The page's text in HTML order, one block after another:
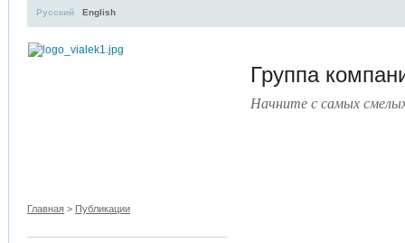
Группа
Начните с самых
Русский English
Главная > Публикации